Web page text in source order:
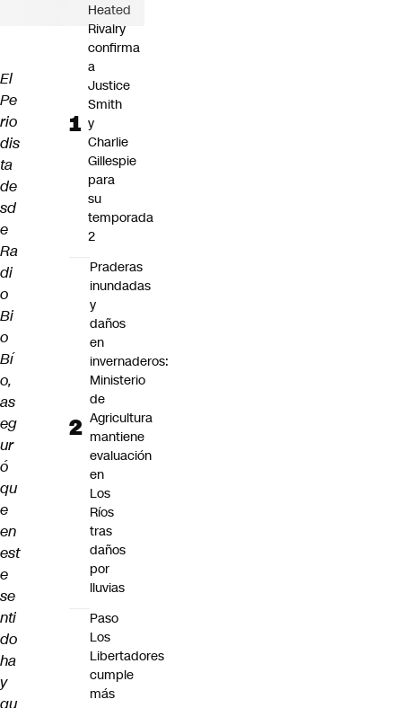
El
Pe
rio
dis
ta
de
sd
e
Ra
di
o
Bi
o
Bí
o,
as
eg
ur
ó
qu
e
en
est
e
se
nti
do
ha
y
qu
Heated
Rivalry
confirma
a
Justice
Smith
y
Charlie
Gillespie
para
su
temporada
2
Praderas
inundadas
y
daños
en
invernaderos:
Ministerio
de
Agricultura
mantiene
evaluación
en
Los
Ríos
tras
daños
por
lluvias
Paso
Los
Libertadores
cumple
más